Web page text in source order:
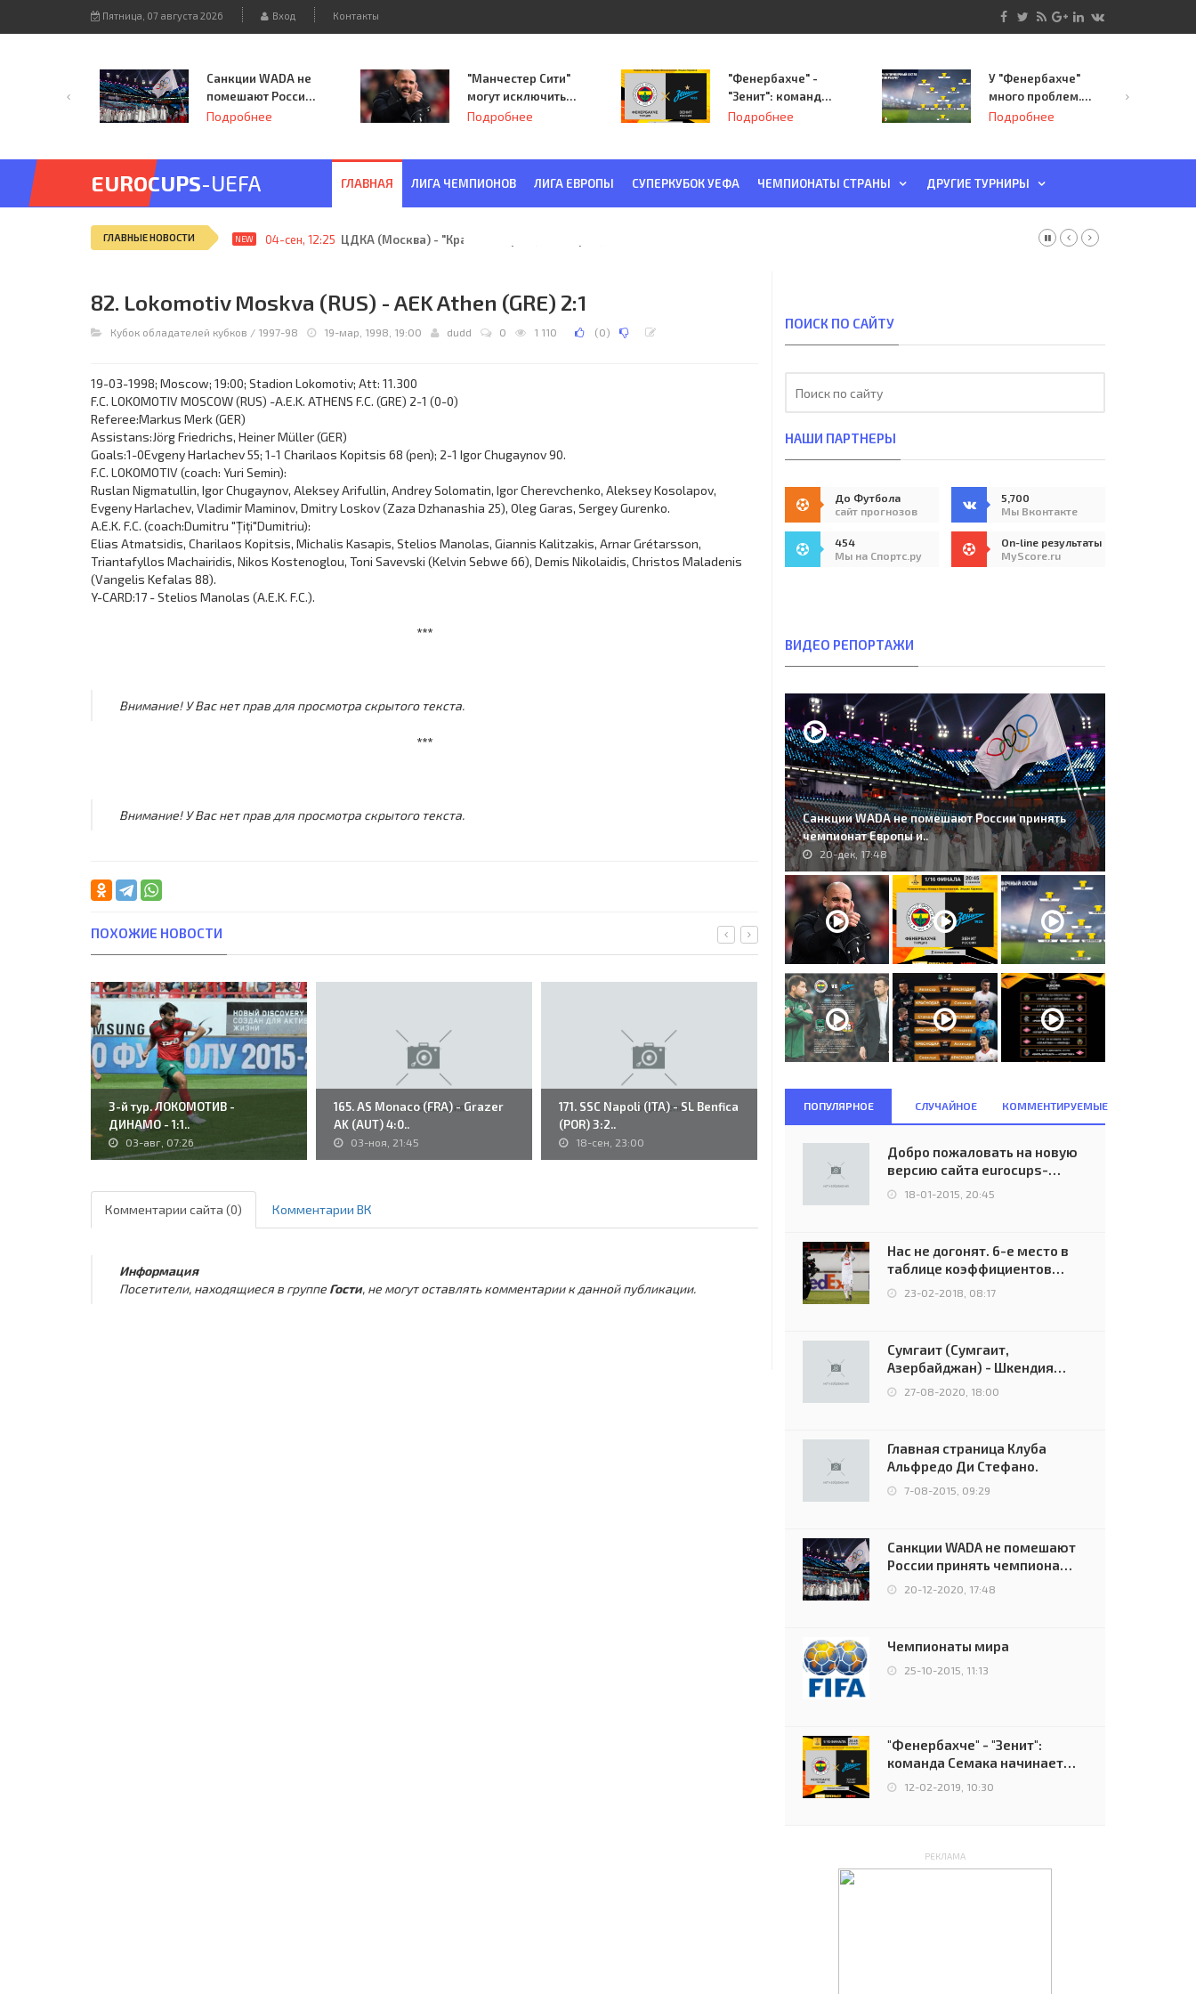
Пятница, 07 августа 2026 Вход Контакты
Санкции WADA не
помешают России
принять
Подробнее
"Манчестер Сити"
могут исключить
из Лиги
Подробнее
"Фенербахче" -
"Зенит": команда
Семака начинает
Подробнее
У "Фенербахче"
много проблем.
Но он опасен для
Подробнее
EUROCUPS-UEFA ГЛАВНАЯ ЛИГА ЧЕМПИОНОВ ЛИГА ЕВРОПЫ СУПЕРКУБОК УЕФА ЧЕМПИОНАТЫ СТРАНЫ ДРУГИЕ ТУРНИРЫ
ГЛАВНЫЕ НОВОСТИ NEW 04-сен, 12:25 ЦДКА (Москва) - "Красная Заря" (Ленинград) 6:2
82. Lokomotiv Moskva (RUS) - AEK Athen (GRE) 2:1
Кубок обладателей кубков / 1997-98 19-мар, 1998, 19:00 dudd 0 1 110 (0)
19-03-1998; Moscow; 19:00; Stadion Lokomotiv; Att: 11.300
F.C. LOKOMOTIV MOSCOW (RUS) -A.E.K. ATHENS F.C. (GRE) 2-1 (0-0)
Referee:Markus Merk (GER)
Assistans:Jörg Friedrichs, Heiner Müller (GER)
Goals:1-0Evgeny Harlachev 55; 1-1 Charilaos Kopitsis 68 (pen); 2-1 Igor Chugaynov 90.
F.C. LOKOMOTIV (coach: Yuri Semin):
Ruslan Nigmatullin, Igor Chugaynov, Aleksey Arifullin, Andrey Solomatin, Igor Cherevchenko, Aleksey Kosolapov,
Evgeny Harlachev, Vladimir Maminov, Dmitry Loskov (Zaza Dzhanashia 25), Oleg Garas, Sergey Gurenko.
A.E.K. F.C. (coach:Dumitru "Țiți"Dumitriu):
Elias Atmatsidis, Charilaos Kopitsis, Michalis Kasapis, Stelios Manolas, Giannis Kalitzakis, Arnar Grétarsson,
Triantafyllos Machairidis, Nikos Kostenoglou, Toni Savevski (Kelvin Sebwe 66), Demis Nikolaidis, Christos Maladenis
(Vangelis Kefalas 88).
Y-CARD:17 - Stelios Manolas (A.E.K. F.C.).
***
Внимание! У Вас нет прав для просмотра скрытого текста.
***
Внимание! У Вас нет прав для просмотра скрытого текста.
ПОХОЖИЕ НОВОСТИ
3-й тур. ЛОКОМОТИВ -
ДИНАМО - 1:1..
03-авг, 07:26
165. AS Monaco (FRA) - Grazer
AK (AUT) 4:0..
03-ноя, 21:45
171. SSC Napoli (ITA) - SL Benfica
(POR) 3:2..
18-сен, 23:00
S.A.D. Real Sociedad de Fútbol
San Sebastian (ESP) -..
16-мар, 17:42
99. FC Dinaburg (LVA) - Bnei
Yehuda Tel Aviv (ISR) 0:1..
Комментарии сайта (0) Комментарии ВК
Информация
Посетители, находящиеся в группе Гости, не могут оставлять комментарии к данной публикации.
ПОИСК ПО САЙТУ
НАШИ ПАРТНЕРЫ
До Футбола
сайт прогнозов
5,700
Мы Вконтакте
454
Мы на Спортс.ру
On-line результаты
MyScore.ru
ВИДЕО РЕПОРТАЖИ
Санкции WADA не помешают России принять
чемпионат Европы и..
20-дек, 17:48
ПОПУЛЯРНОЕ СЛУЧАЙНОЕ КОММЕНТИРУЕМЫЕ
Добро пожаловать на новую
версию сайта eurocups-
uefa.ru
18-01-2015, 20:45
Нас не догонят. 6-е место в
таблице коэффициентов
УЕФА остаётся за Россией
23-02-2018, 08:17
Сумгаит (Сумгаит,
Азербайджан) - Шкендия
(Тетово, Северная
Македония) - 0:2 (0:0)
27-08-2020, 18:00
Главная страница Клуба
Альфредо Ди Стефано.
7-08-2015, 09:29
Санкции WADA не помешают
России принять чемпионат
Европы и финал Лиги
чемпионов.
20-12-2020, 17:48
Чемпионаты мира
25-10-2015, 11:13
"Фенербахче" - "Зенит":
команда Семака начинает
путь в плей-офф Лиги
12-02-2019, 10:30
РЕКЛАМА